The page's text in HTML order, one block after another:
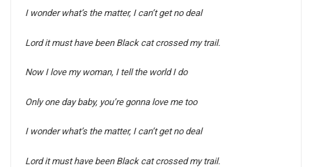
I wonder what’s the matter, I can’t get no deal
Lord it must have been Black cat crossed my trail.
Now I love my woman, I tell the world I do
Only one day baby, you’re gonna love me too
I wonder what’s the matter, I can’t get no deal
Lord it must have been Black cat crossed my trail.